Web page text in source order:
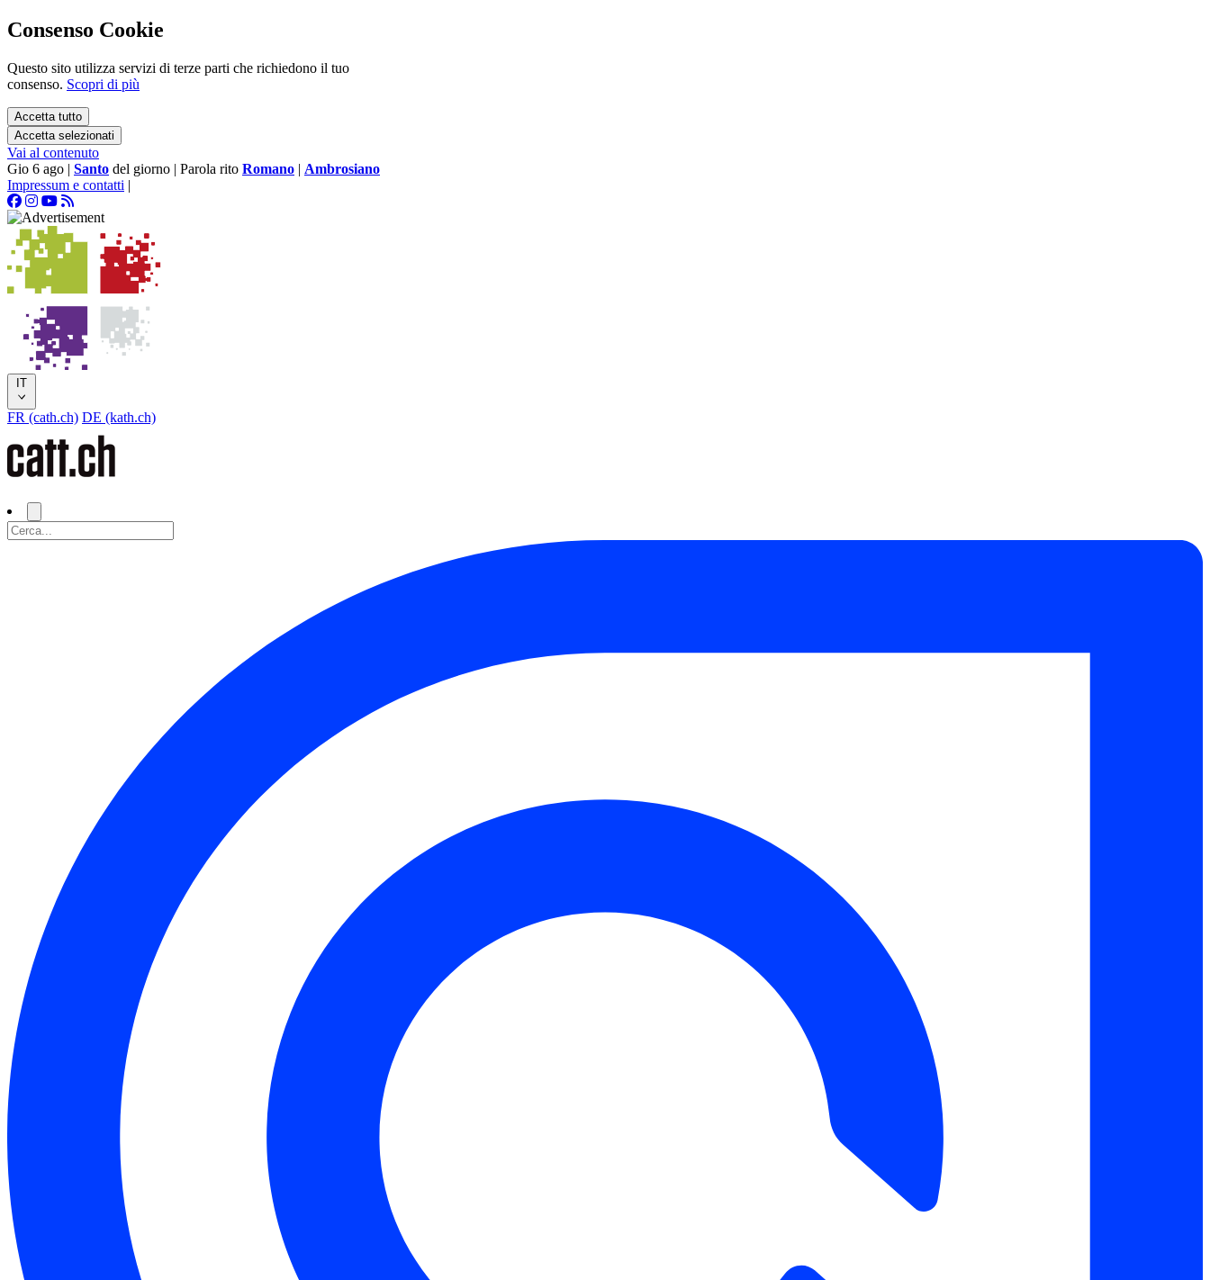
Consenso Cookie
Questo sito utilizza servizi di terze parti che richiedono il tuo
consenso. Scopri di più
Accetta tutto
Accetta selezionati
Vai al contenuto
Gio 6 ago | Santo del giorno | Parola rito Romano | Ambrosiano
Impressum e contatti |
IT
FR (cath.ch) DE (kath.ch)